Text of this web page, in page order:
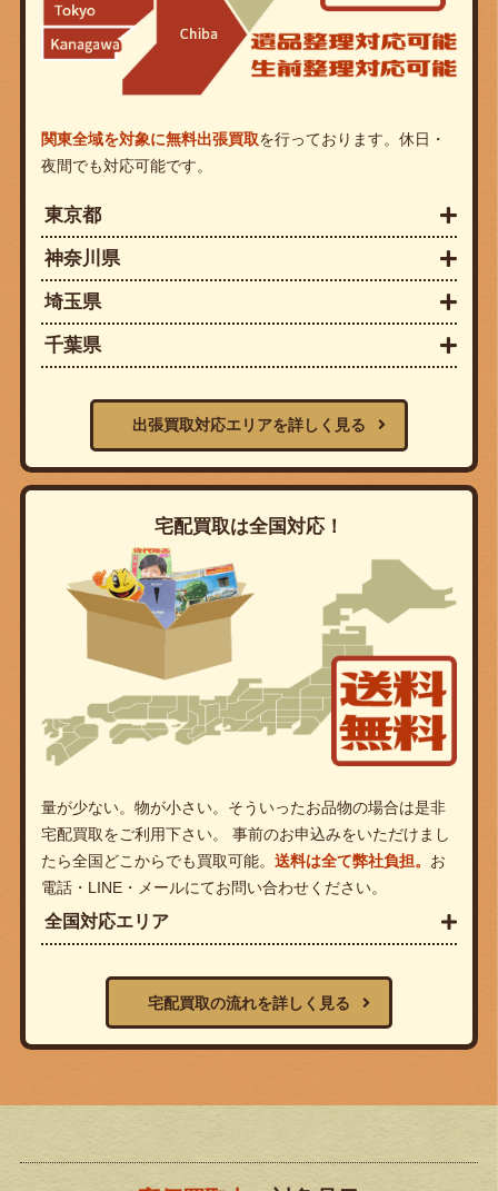
関東全域を対象に無料出張買取を行っております。休日・
夜間でも対応可能です。
東京都
神奈川県
埼玉県
千葉県
出張買取対応エリアを詳しく見る
宅配買取は全国対応！
量が少ない。物が小さい。そういったお品物の場合は是非
宅配買取をご利用下さい。 事前のお申込みをいただけまし
たら全国どこからでも買取可能。 送料は全て弊社負担。 お
電話・LINE・メールにてお問い合わせください。
全国対応エリア
宅配買取の流れを詳しく見る